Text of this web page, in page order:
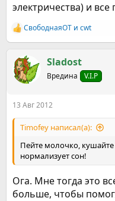
электричества) и
Р
е
к
ц
и
СвободнаяОТ и cwt
Sladost
Вредина V.I.P
13 Авг 2012
Timofey написал(а):
Пейте молочко,
нормализует сон!
Ога. Мне тогда это
больше, чтобы